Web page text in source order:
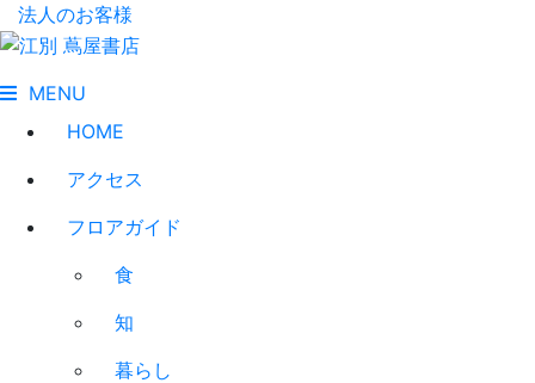
法人のお客様
MENU
HOME
アクセス
フロアガイド
食
知
暮らし